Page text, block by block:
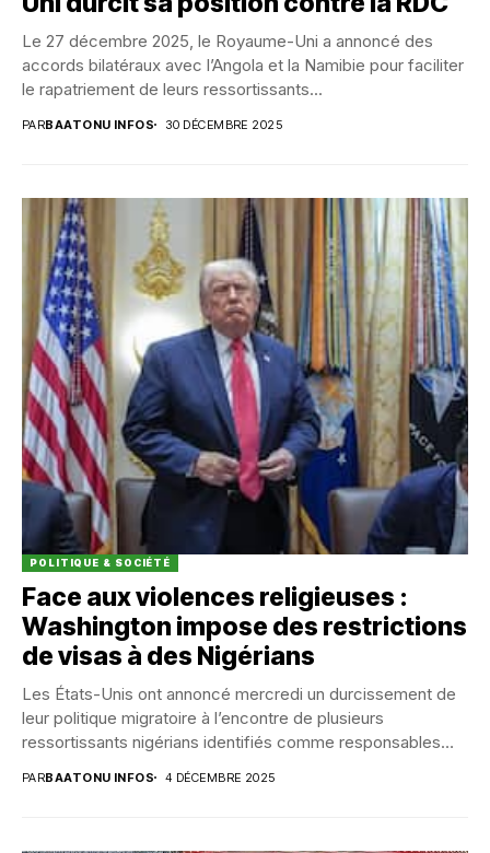
Le 27 décembre 2025, le Royaume-Uni a annoncé des
accords bilatéraux avec l’Angola et la Namibie pour faciliter
le rapatriement de leurs ressortissants...
PARBAATONU INFOS 30 DÉCEMBRE 2025
POLITIQUE & SOCIÉTÉ
Face aux violences religieuses :
Washington impose des restrictions
de visas à des Nigérians
Les États-Unis ont annoncé mercredi un durcissement de
leur politique migratoire à l’encontre de plusieurs
ressortissants nigérians identifiés comme responsables
présumés de massacres...
PARBAATONU INFOS 4 DÉCEMBRE 2025